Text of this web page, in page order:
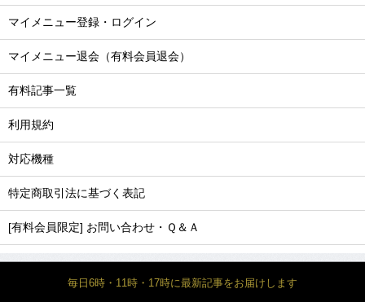
マイメニュー登録・ログイン
マイメニュー退会（有料会員退会）
有料記事一覧
利用規約
対応機種
特定商取引法に基づく表記
[有料会員限定] お問い合わせ・Ｑ＆Ａ
毎日6時・11時・17時に最新記事をお届けします